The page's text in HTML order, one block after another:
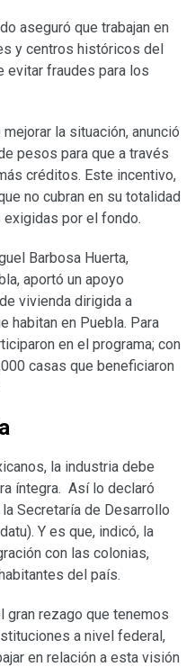
aseguró que trabajan en
y centros históricos del
evitar fraudes para los
la situación, anunció
pesos para que a través
créditos. Este incentivo,
no cubran en su totalidad
por el fondo.
Barbosa Huerta,
aportó un apoyo
vivienda dirigida a
habitan en Puebla. Para
en el programa; con
casas que beneficiaron
la industria debe
íntegra. Así lo declaró
Secretaría de Desarrollo
Y es que, indicó, la
con las colonias,
del país.
gran rezago que tenemos
a nivel federal,
en relación a esta visión